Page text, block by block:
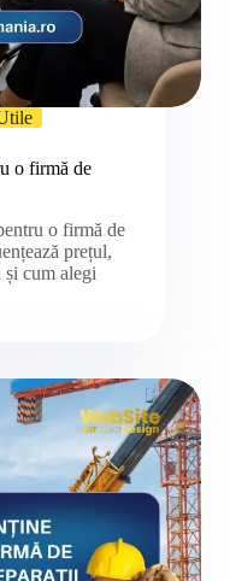
o firmă de
o firmă de
prețul,
și cum alegi